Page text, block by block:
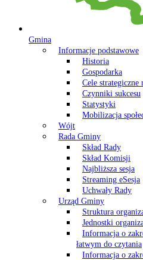
Gmina
Informacje podstawowe
Historia
Gospodarka
Cele strategiczne
Czynniki sukcesu
Statystyki
Mobilizacja
Wójt
Rada Gminy
Skład Rady
Skład Komisji
Najbliższa sesja
Streaming eSesja
Uchwały Rady
Urząd Gminy
Struktura
Jednostki
Informacja o
łatwym do czytania
Informacja o